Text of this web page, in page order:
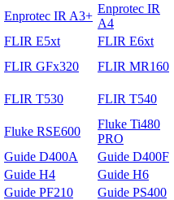
Enprotec IR A3+
Enprotec IR
A4
FLIR E5xt FLIR E6xt
FLIR GFх320 FLIR MR160
FLIR T530 FLIR T540
Fluke RSE600
Fluke Ti480
PRO
Guide D400A Guide D400F
Guide H4 Guide H6
Guide PF210 Guide PS400